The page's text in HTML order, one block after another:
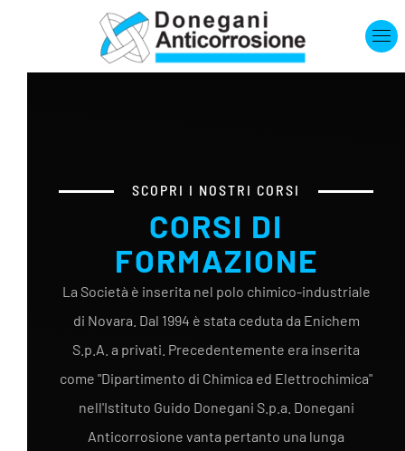
Skip to main content
SCOPRI I NOSTRI CORSI
CORSI DI
FORMAZIONE
La Società è inserita nel polo chimico-industriale
di Novara. Dal 1994 è stata ceduta da Enichem
S.p.A. a privati. Precedentemente era inserita
come "Dipartimento di Chimica ed Elettrochimica"
nell'Istituto Guido Donegani S.p.a. Donegani
Anticorrosione vanta pertanto una lunga